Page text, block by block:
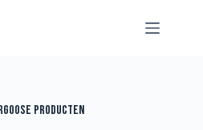
Producten